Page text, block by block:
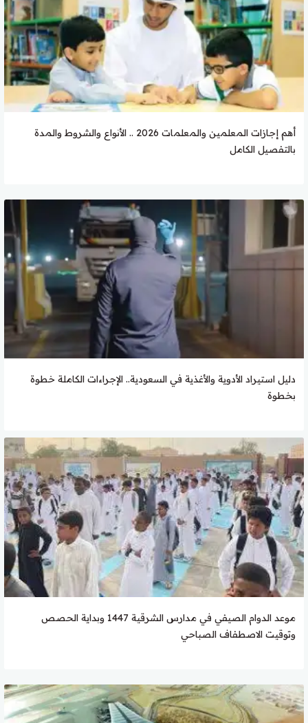
أهم إجازات المعلمين والمعلمات 2026 .. الأنواع والشروط والمدة
بالتفصيل الكامل
دليل استيراد الأدوية والأغذية في السعودية.. الإجراءات الكاملة خطوة
بخطوة
موعد الدوام الصيفي في مدارس الشرقية 1447 وبداية الحصص
وتوقيت الاصطفاف الصباحي